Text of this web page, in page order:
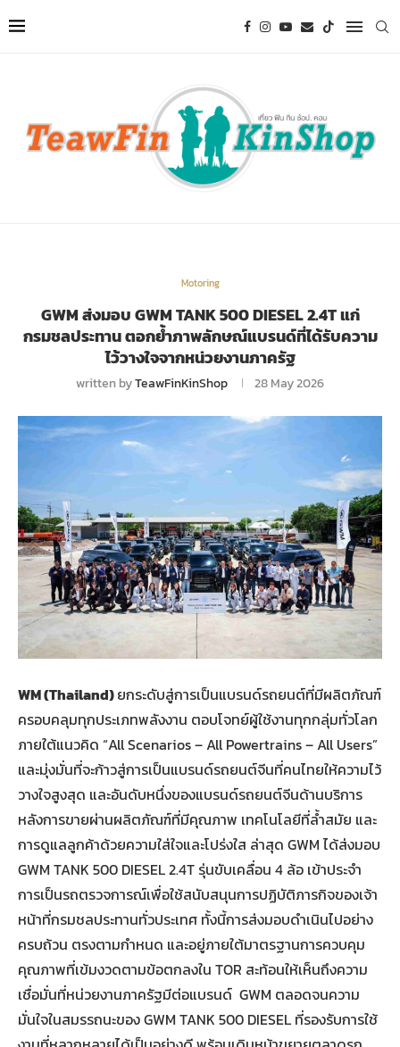
Motoring
GWM ส่งมอบ GWM TANK 500 DIESEL 2.4T แก่
กรมชลประทาน ตอกย้ำภาพลักษณ์แบรนด์ที่ได้รับความ
ไว้วางใจจากหน่วยงานภาครัฐ
written byTeawFinKinShop 28 May 2026
WM (Thailand)ยกระดับสู่การเป็นแบรนด์รถยนต์ที่มีผลิตภัณฑ์
ครอบคลุมทุกประเภทพลังงาน ตอบโจทย์ผู้ใช้งานทุกกลุ่มทั่วโลก
ภายใต้แนวคิด “All Scenarios – All Powertrains – All Users”
และมุ่งมั่นที่จะก้าวสู่การเป็นแบรนด์รถยนต์จีนที่คนไทยให้ความไว้
วางใจสูงสุด และอันดับหนึ่งของแบรนด์รถยนต์จีนด้านบริการ
หลังการขายผ่านผลิตภัณฑ์ที่มีคุณภาพ เทคโนโลยีที่ล้ำสมัย และ
การดูแลลูกค้าด้วยความใส่ใจและโปร่งใส ล่าสุด GWM ได้ส่งมอบ
GWM TANK 500 DIESEL 2.4T รุ่นขับเคลื่อน 4 ล้อ เข้าประจำ
การเป็นรถตรวจการณ์เพื่อใช้สนับสนุนการปฏิบัติภารกิจของเจ้า
หน้าที่กรมชลประทานทั่วประเทศ ทั้งนี้การส่งมอบดำเนินไปอย่าง
ครบถ้วน ตรงตามกำหนด และอยู่ภายใต้มาตรฐานการควบคุม
คุณภาพที่เข้มงวดตามข้อตกลงใน TOR สะท้อนให้เห็นถึงความ
เชื่อมั่นที่หน่วยงานภาครัฐมีต่อแบรนด์ GWM ตลอดจนความ
มั่นใจในสมรรถนะของ GWM TANK 500 DIESEL ที่รองรับการใช้